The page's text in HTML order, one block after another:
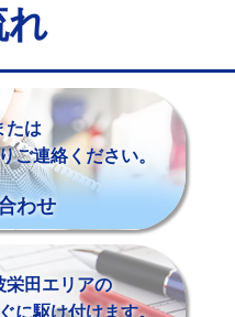
れ
たは
ご連絡ください。
わせ
栄田エリアの
に駆け付けます。